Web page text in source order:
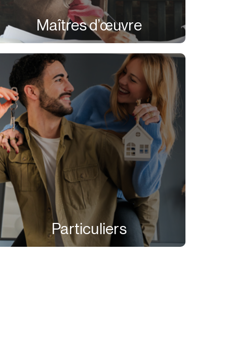
Maîtres d’œuvre
Particuliers